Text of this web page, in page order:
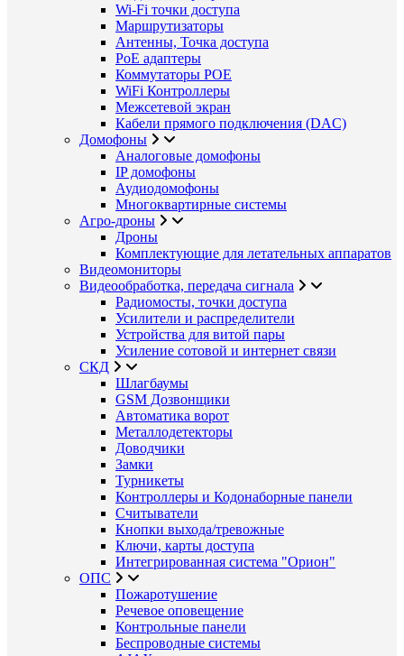
Wi-Fi точки доступа
Маршрутизаторы
Антенны, Точка доступа
PoE адаптеры
Коммутаторы POE
WiFi Контроллеры
Межсетевой экран
Кабели прямого подключения (DAC)
Домофоны
Аналоговые домофоны
IP домофоны
Аудиодомофоны
Многоквартирные системы
Агро-дроны
Дроны
Комплектующие для летательных аппаратов
Видеомониторы
Видеообработка, передача сигнала
Радиомосты, точки доступа
Усилители и распределители
Устройства для витой пары
Усиление сотовой и интернет связи
СКД
Шлагбаумы
GSM Дозвонщики
Автоматика ворот
Металлодетекторы
Доводчики
Замки
Турникеты
Контроллеры и Кодонаборные панели
Считыватели
Кнопки выхода/тревожные
Ключи, карты доступа
Интегрированная система "Орион"
ОПС
Пожаротушение
Речевое оповещение
Контрольные панели
Беспроводные системы